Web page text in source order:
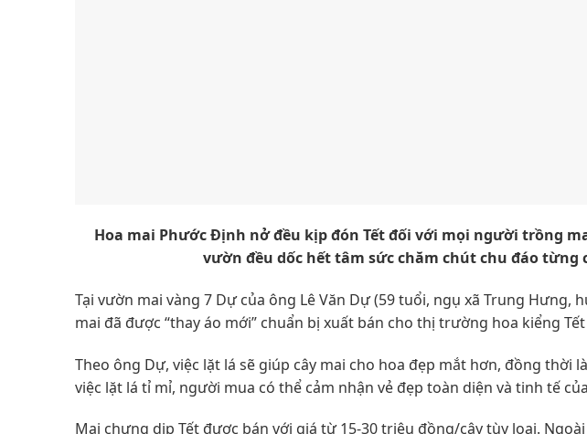
Hoa mai Phước Định nở đều kịp đón Tết đối với mọi người trồng
vườn đều dốc hết tâm sức chăm chút chu đáo từng
Tại vườn mai vàng 7 Dự của ông Lê Văn Dự (59 tuổi, ngụ xã Trung Hưng,
mai đã được “thay áo mới” chuẩn bị xuất bán cho thị trường hoa kiểng Tết
Theo ông Dự, việc lặt lá sẽ giúp cây mai cho hoa đẹp mắt hơn, đồng thời
việc lặt lá tỉ mỉ, người mua có thể cảm nhận vẻ đẹp toàn diện và tinh tế
Mai chưng dịp Tết được bán với giá từ 15-30 triệu đồng/cây tùy loại.